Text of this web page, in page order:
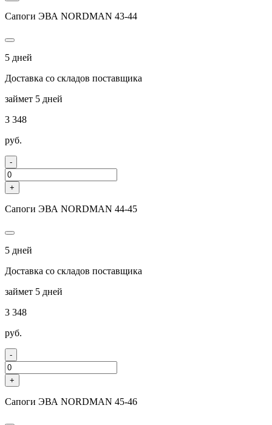
Сапоги ЭВА NORDMAN 43-44
5 дней
Доставка со складов поставщика
займет 5 дней
3 348
руб.
-
+
Сапоги ЭВА NORDMAN 44-45
5 дней
Доставка со складов поставщика
займет 5 дней
3 348
руб.
-
+
Сапоги ЭВА NORDMAN 45-46